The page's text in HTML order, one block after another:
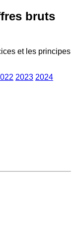
bruts
et les principes
2023 2024